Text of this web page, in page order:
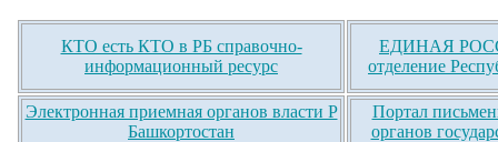
КТО есть КТО в РБ справочно-
информационный ресурс
ЕДИНАЯ
отделение
Электронная приемная органов власти Р
Башкортостан
Портал
органов